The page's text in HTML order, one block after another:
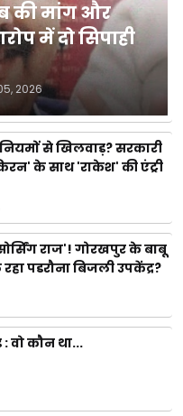
की मांग और
में दो सिपाही
2026
से खिलवाड़? सरकारी
के साथ 'राकेश' की एंट्री
राज'! गोरखपुर के बाबू
पडरौना बिजली उपकेंद्र?
: वो कौन था...